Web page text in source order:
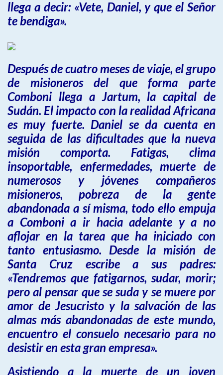
llega a decir: «Vete, Daniel, y que el Señor
te bendiga».
Después de cuatro meses de viaje, el grupo
de misioneros del que forma parte
Comboni llega a Jartum, la capital de
Sudán. El impacto con la realidad Africana
es muy fuerte. Daniel se da cuenta en
seguida de las dificultades que la nueva
misión comporta. Fatigas, clima
insoportable, enfermedades, muerte de
numerosos y jóvenes compañeros
misioneros, pobreza de la gente
abandonada a sí misma, todo ello empuja
a Comboni a ir hacia adelante y a no
aflojar en la tarea que ha iniciado con
tanto entusiasmo. Desde la misión de
Santa Cruz escribe a sus padres:
«Tendremos que fatigarnos, sudar, morir;
pero al pensar que se suda y se muere por
amor de Jesucristo y la salvación de las
almas más abandonadas de este mundo,
encuentro el consuelo necesario para no
desistir en esta gran empresa».
Asistiendo a la muerte de un joven